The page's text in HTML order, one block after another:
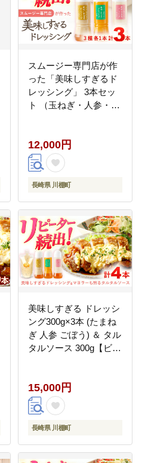
スムージー専門店が作
った「美味しすぎるド
レッシング」 3本セッ
ト （玉ねぎ・人参・ご
[OAK013] / 野菜ドレッ
シング サラダ 調味料
ベジタブルドレッシン
グ 添加物不使用 和風ド
レッシング ニンジン
12,000円
長崎県 川棚町
美味しすぎる ドレッシ
ング300g×3本 (たまね
ぎ 人参 ごぼう) ＆ タル
タルソース 300g【ビタ
シング サラダ 調味料
ベジタブルドレッシン
グ 添加物不使用 和風ド
レッシング タマネギド
ルタル マヨネーズ
15,000円
長崎県 川棚町